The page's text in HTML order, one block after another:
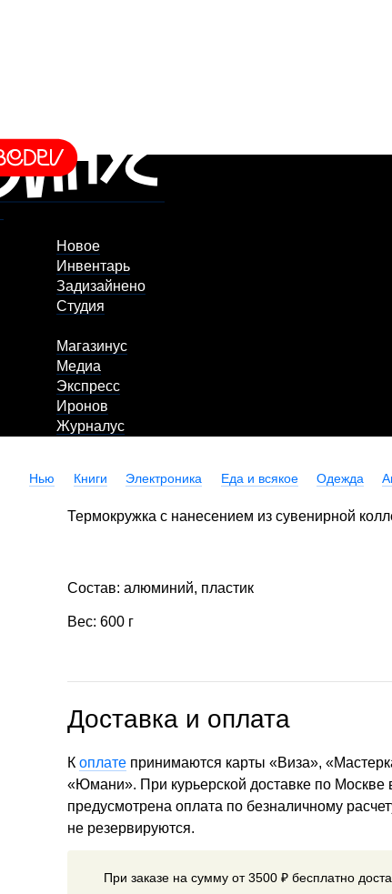
Новое
Инвентарь
Задизайнено
Студия
Магазинус
Медиа
Экспресс
Иронов
Журналус
Нью Книги Электроника Еда и всякое Одежда
Термокружка с нанесением из сувенирной
Состав: алюминий, пластик
Вес: 600 г
Доставка и оплата
К оплате принимаются карты «Виза»,
«Юмани». При курьерской доставке по
предусмотрена оплата по безналичному
не резервируются.
При заказе на сумму от 3500 ₽ бесплатно